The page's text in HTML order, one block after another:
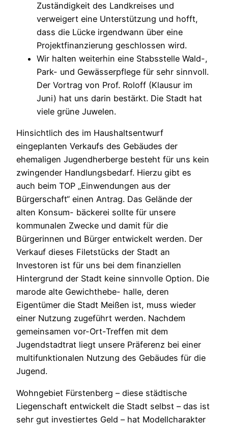
Zuständigkeit des Landkreises und
verweigert eine Unterstützung und hofft,
dass die Lücke irgendwann über eine
Projektfinanzierung geschlossen wird.
Wir halten weiterhin eine Stabsstelle Wald-,
Park- und Gewässerpflege für sehr sinnvoll.
Der Vortrag von Prof. Roloff (Klausur im
Juni) hat uns darin bestärkt. Die Stadt hat
viele grüne Juwelen.
Hinsichtlich des im Haushaltsentwurf
eingeplanten Verkaufs des Gebäudes der
ehemaligen Jugendherberge besteht für uns kein
zwingender Handlungsbedarf. Hierzu gibt es
auch beim TOP „Einwendungen aus der
Bürgerschaft“ einen Antrag. Das Gelände der
alten Konsum- bäckerei sollte für unsere
kommunalen Zwecke und damit für die
Bürgerinnen und Bürger entwickelt werden. Der
Verkauf dieses Filetstücks der Stadt an
Investoren ist für uns bei dem finanziellen
Hintergrund der Stadt keine sinnvolle Option. Die
marode alte Gewichthebe- halle, deren
Eigentümer die Stadt Meißen ist, muss wieder
einer Nutzung zugeführt werden. Nachdem
gemeinsamen vor-Ort-Treffen mit dem
Jugendstadtrat liegt unsere Präferenz bei einer
multifunktionalen Nutzung des Gebäudes für die
Jugend.
Wohngebiet Fürstenberg – diese städtische
Liegenschaft entwickelt die Stadt selbst – das ist
sehr gut investiertes Geld – hat Modellcharakter